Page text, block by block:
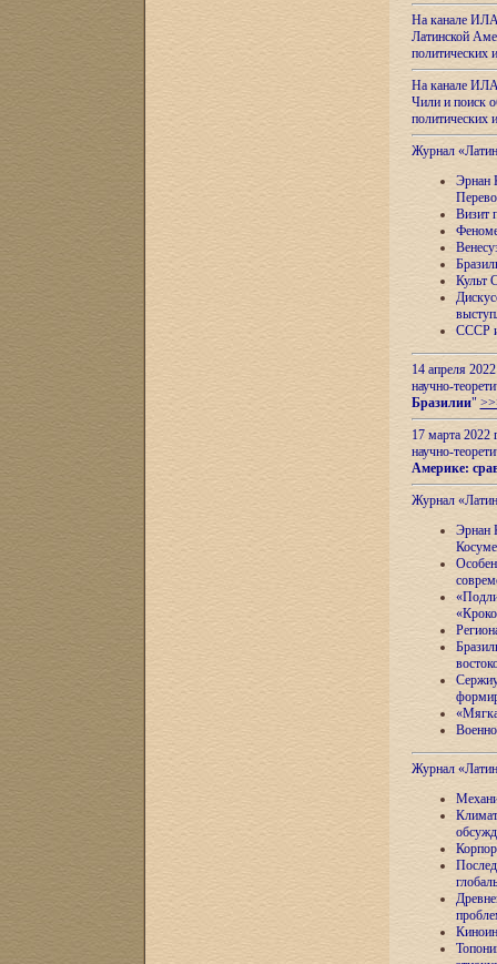
На канале
Латинской
На канале
Чили и поиск
Журнал
Эрнан
Визит
Культ
СССР и
14 апреля
научно-
Бразилии"
17 марта 2022
научно-
Америке:
Журнал
Эрнан
Журнал